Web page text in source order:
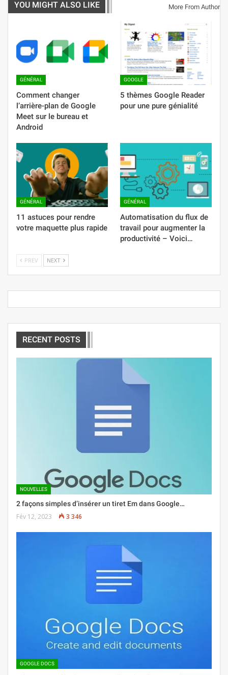
YOU MIGHT ALSO LIKE More From Author
GÉNÉRAL
Comment changer
l’arrière-plan de Google
Meet sur le bureau et
Android
GOOGLE
5 thèmes Google Reader
pour une pure génialité
GÉNÉRAL
11 astuces pour rendre
votre maquette plus rapide
GÉNÉRAL
Automatisation du flux de
travail pour augmenter la
productivité – Voici…
PREV NEXT
RECENT POSTS
NOUVELLES
2 façons simples d’insérer un tiret Em dans Google…
Fév 12, 2023 3 346
GOOGLE DOCS